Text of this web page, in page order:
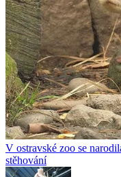
V ostravské zoo se
stěhování